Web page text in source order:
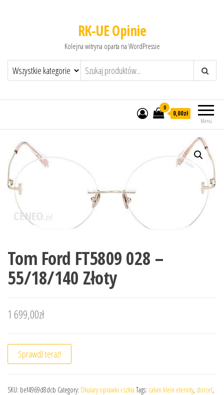
RK-UE Opinie
Kolejna witryna oparta na WordPressie
Menu
0
0,00zł
Tom Ford FT5809 028 –
55/18/140 Złoty
1 699,00zł
Sprawdź teraz!
SKU: bef4969d8dcb Category: Okulary oprawki i szkła Tags: calvin klein eternity, dorcel,